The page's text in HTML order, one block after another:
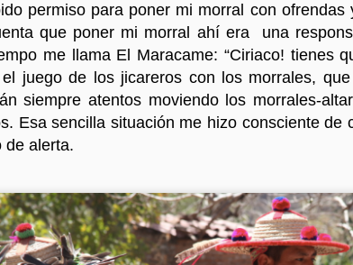
permiso para poner mi morral con
que poner mi morral ahí era una
me llama El Maracame: “Ciriaco! tienes
juego de los jicareros con los morrales,
siempre atentos moviendo los morrales-
Esa sencilla situación me hizo consciente de
de alerta.
Reunar 4 El